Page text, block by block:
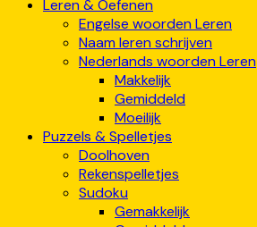
Leren & Oefenen
Engelse woorden Leren
Naam leren schrijven
Nederlands woorden Leren
Makkelijk
Gemiddeld
Moeilijk
Puzzels & Spelletjes
Doolhoven
Rekenspelletjes
Sudoku
Gemakkelijk